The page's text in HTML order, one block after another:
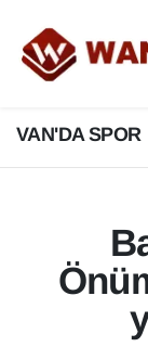
VAN'DA SPOR
3.SAYFA
ASAYİŞ
BİLİM
Biyografi
Bölge
Van
Van Hava
Van
Van
Süper